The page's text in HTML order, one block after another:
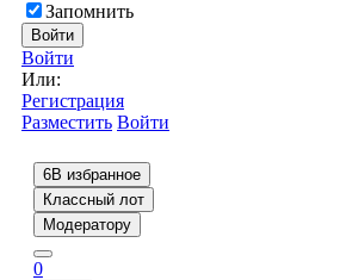
Запомнить
Войти
Войти
Или:
Регистрация
Разместить Войти
6В избранное
Классный лот
Модератору
0